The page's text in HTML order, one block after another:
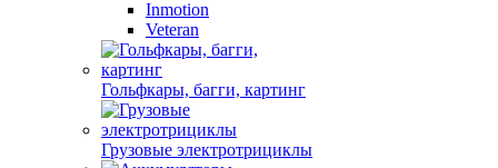
Inmotion
Veteran
Гольфкары, багги, картинг
Грузовые электротрициклы